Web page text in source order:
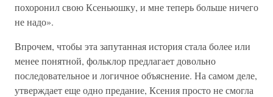
похоронил свою Ксеньюшку, и мне теперь больше ничего
не надо».
Впрочем, чтобы эта запутанная история стала более или
менее понятной, фольклор предлагает довольно
последовательное и логичное объяснение. На самом деле,
утверждает еще одно предание, Ксения просто не смогла